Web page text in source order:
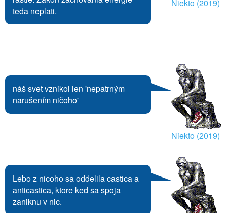
teda neplati.
Niekto (2019)
náš svet vznikol len 'nepatrným
narušením ničoho'
Niekto (2019)
Lebo z nicoho sa oddelila castica a
anticastica, ktore ked sa spoja
zaniknu v nic.